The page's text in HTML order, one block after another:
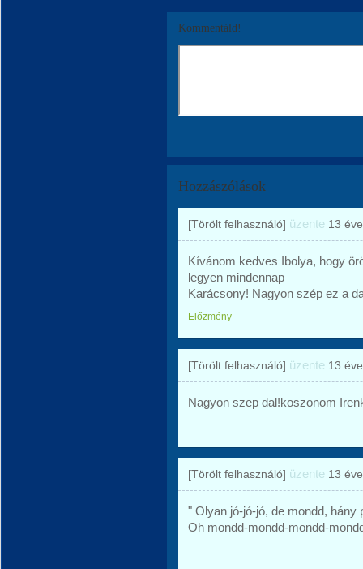
Kommentáld!
Hozzászólások
[Törölt felhasználó] üzente 13 éve
Kívánom kedves Ibolya, hogy
legyen mindennap
Karácsony! Nagyon szép ez a
Előzmény
[Törölt felhasználó] üzente 13 éve
Nagyon szep dal!koszonom
[Törölt felhasználó] üzente 13 éve
" Olyan jó-jó-jó, de mondd, hány
Oh mondd-mondd-mondd-